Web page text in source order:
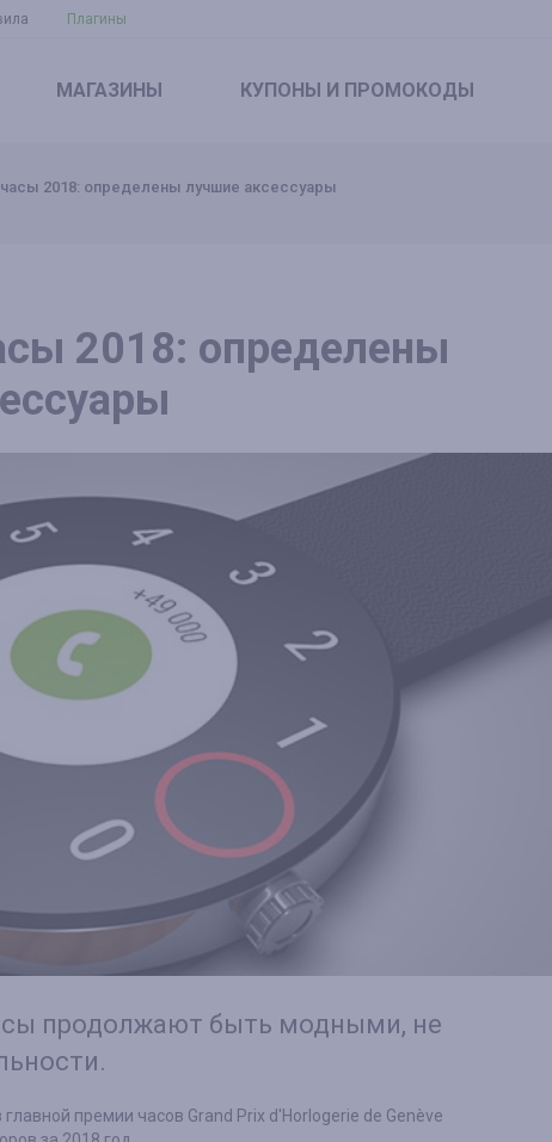
Плагины
МАГАЗИНЫ КУПОНЫ И ПРОМОКОДЫ
2018: определены лучшие аксессуары
2018: определены
продолжают быть модными, не
премии часов Grand Prix d'Horlogerie de Genève